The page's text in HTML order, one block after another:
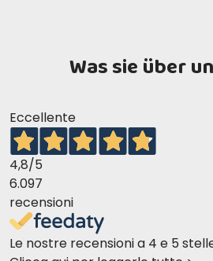
Was sie über
Eccellente
4,8/5
6.097
recensioni
Le nostre recensioni a 4 e 5